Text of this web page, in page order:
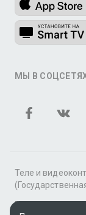
МЫ В
Теле и
В рамках услуги